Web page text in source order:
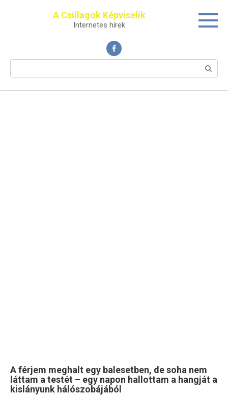
A Csillagok Képviselik
Internetes hírek
Поиск:
A férjem meghalt egy balesetben, de soha nem
láttam a testét – egy napon hallottam a hangját a
kislányunk hálószobájából